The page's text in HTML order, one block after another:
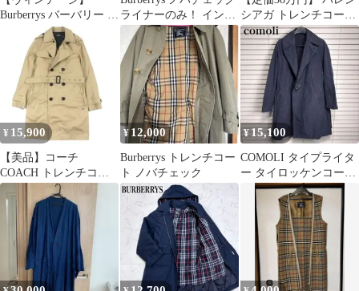
Burberrys バーバリー ト
レンチコート 玉虫色 カ
ライナーのみ！ イング
ランド製
シアガ トレンチコート
コレクションモデル
¥ 15,900
【美品】コーチ
COACH トレンチコー
ト、 アウター メンズ
ベージュ
¥ 12,000
Burberrys トレンチコー
ト ノバチェック
¥15,100
COMOLI タイプライタ
ー タイロッケンコート
ネイビー